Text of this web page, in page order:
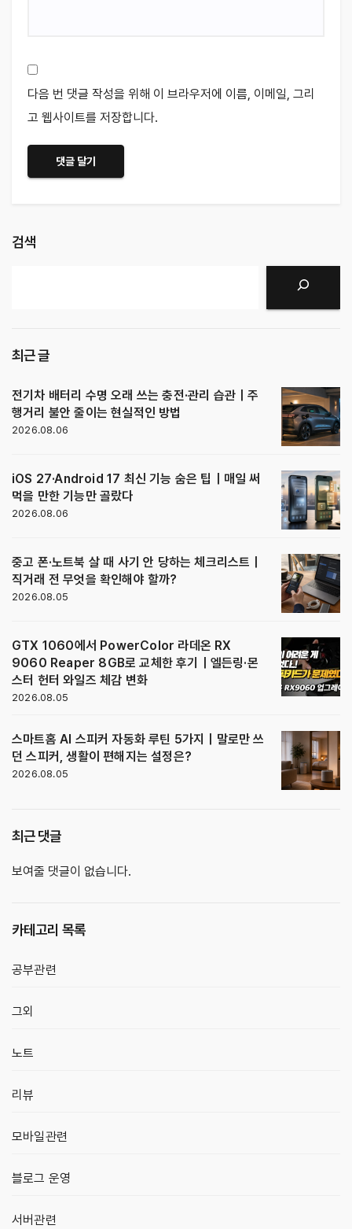
다음 번 댓글 작성을 위해 이 브라우저에 이름, 이메일, 그리
고 웹사이트를 저장합니다.
검색
최근 글
전기차 배터리 수명 오래 쓰는 충전·관리 습관｜주
행거리 불안 줄이는 현실적인 방법
2026.08.06
iOS 27·Android 17 최신 기능 숨은 팁｜매일 써
먹을 만한 기능만 골랐다
2026.08.06
중고 폰·노트북 살 때 사기 안 당하는 체크리스트｜
직거래 전 무엇을 확인해야 할까?
2026.08.05
GTX 1060에서 PowerColor 라데온 RX
9060 Reaper 8GB로 교체한 후기｜엘든링·몬
스터 헌터 와일즈 체감 변화
2026.08.05
스마트홈 AI 스피커 자동화 루틴 5가지｜말로만 쓰
던 스피커, 생활이 편해지는 설정은?
2026.08.05
최근 댓글
보여줄 댓글이 없습니다.
카테고리 목록
공부관련
그외
노트
리뷰
모바일관련
블로그 운영
서버관련